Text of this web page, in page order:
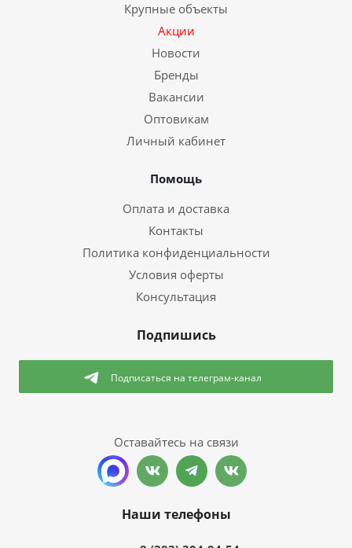
Крупные объекты
Акции
Новости
Бренды
Вакансии
Оптовикам
Личный кабинет
Помощь
Оплата и доставка
Контакты
Политика конфиденциальности
Условия оферты
Консультация
Подпишись
Подписаться на телеграм-канал
Оставайтесь на связи
Наши телефоны